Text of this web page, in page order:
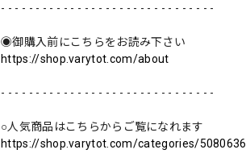
- - - - - - - - - - - - - - - - - - - - - - - - - - - - - - -
◉御購入前にこちらをお読み下さい
https://shop.varytot.com/about
- - - - - - - - - - - - - - - - - - - - - - - - - - - - - - -
○人気商品はこちらからご覧になれます
https://shop.varytot.com/categories/5080636